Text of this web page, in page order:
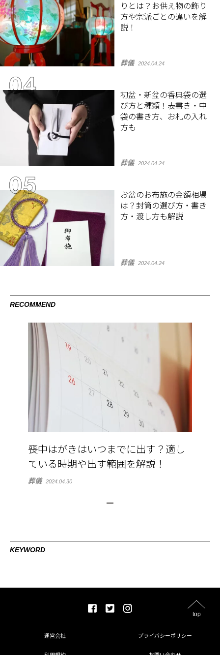
りとは？お供え物の飾り
方や宗派ごとの違いを解
説！
葬儀 2024.04.24
初盆・新盆の香典袋の選
び方と種類！表書き・中
袋の書き方、お札の入れ
方も
葬儀 2024.04.24
お盆のお布施の金額相場
は？封筒の選び方・書き
方・渡し方も解説
葬儀 2024.04.24
RECOMMEND
喪中はがきはいつまでに出す？適し
ている時期や出す範囲を解説！
葬儀 2024.04.30
KEYWORD
top
運営会社 プライバシーポリシー